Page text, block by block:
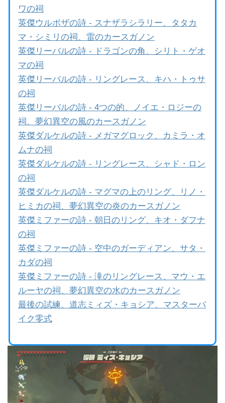
ワの祠
英傑ウルボザの詩 - スナザラシラリー、タタカ
マ・シミリの祠、雷のカースガノン
英傑リーバルの詩 - ドラゴンの角、シリト・ゲオ
マの祠
英傑リーバルの詩 - リングレース、キハ・トゥサ
の祠
英傑リーバルの詩 - 4つの的、ノイエ・ロジーの
祠、夢幻異空の風のカースガノン
英傑ダルケルの詩 - メガマグロック、カミラ・オ
ムナの祠
英傑ダルケルの詩 - リングレース、シャド・ロン
の祠
英傑ダルケルの詩 - マグマの上のリング、リノ・
ヒミカの祠、夢幻異空の炎のカースガノン
英傑ミファーの詩 - 朝日のリング、キオ・ダフナ
の祠
英傑ミファーの詩 - 空中のガーディアン、サタ・
カダの祠
英傑ミファーの詩 - 滝のリングレース、マウ・エ
ルーヤの祠、夢幻異空の水のカースガノン
最後の試練、道志ミィズ・キョシア、マスターバ
イク零式